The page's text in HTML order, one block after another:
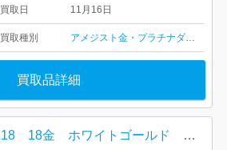
買取日 11月16日
買取種別 アメジスト 金・プラチナダイヤ・宝石
買取品詳細
K18 18金 ホワイトゴールド 宝石 ダイヤモンド